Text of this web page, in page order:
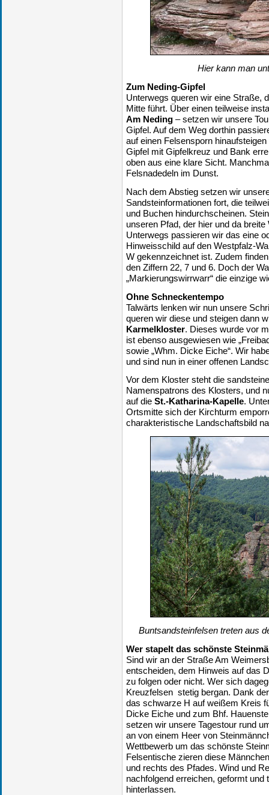
Hier kann man
Zum Neding-Gipfel
Unterwegs queren wir eine Straße,
Mitte führt. Über einen teilweise
Am Neding – setzen wir unsere
Gipfel. Auf dem Weg dorthin
auf einen Felsensporn
Gipfel mit Gipfelkreuz und Bank
oben aus eine klare Sicht.
Felsnadedeln im Dunst.
Nach dem Abstieg setzen wir
Sandsteinformationen fort, die
und Buchen hindurchscheinen.
unseren Pfad, der hier und da
Unterwegs passieren wir das eine
Hinweisschild auf den Westpfalz-
W gekennzeichnet ist. Zudem
den Ziffern 22, 7 und 6. Doch der
„Markierungswirrwarr“ die einzige
Ohne Schneckentempo
Talwärts lenken wir nun unsere
queren wir diese und steigen dann
Karmelkloster. Dieses wurde vor
ist ebenso ausgewiesen wie
sowie „Whm. Dicke Eiche“. Wir
und sind nun in einer offenen
Vor dem Kloster steht die
Namenspatrons des Klosters, und
auf die St.-Katharina-Kapelle.
Ortsmitte sich der Kirchturm
charakteristische Landschaftsbild
Buntsandsteinfelsen treten aus
Wer stapelt das schönste
Sind wir an der Straße Am
entscheiden, dem Hinweis auf das
zu folgen oder nicht. Wer sich
Kreuzfelsen stetig bergan. Dank
das schwarze H auf weißem Kreis
Dicke Eiche und zum Bhf.
setzen wir unsere Tagestour rund
an von einem Heer von
Wettbewerb um das schönste
Felsentische zieren diese
und rechts des Pfades. Wind und
nachfolgend erreichen, geformt
hinterlassen.